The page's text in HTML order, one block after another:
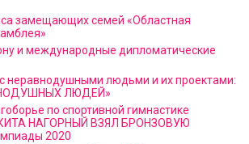
замещающих семей «Областная
и международные дипломатические
неравнодушными людьми и их проектами:
ЛЮДЕЙ»
по спортивной гимнастике
НАГОРНЫЙ ВЗЯЛ БРОНЗОВУЮ
2020